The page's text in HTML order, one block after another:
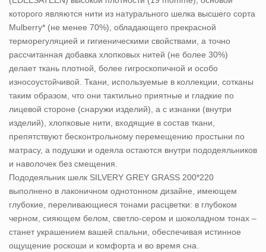
которого являются нити из натурального шелка высшего сорта
Mulberry* (не менее 70%), обладающего прекрасной
терморегуляцией и гигиеническими свойствами, а точно
рассчитанная добавка хлопковых нитей (не более 30%)
делает ткань плотной, более гигроскопичной и особо
износоустойчивой. Ткани, используемые в коллекции, сотканы
таким образом, что они тактильно приятные и гладкие по
лицевой стороне (снаружи изделий), а с изнанки (внутри
изделий), хлопковые нити, входящие в состав ткани,
препятствуют бесконтрольному перемещению простыни по
матрасу, а подушки и одеяла остаются внутри пододеяльников
и наволочек без смещения.
Пододеяльник шелк SILVERY GREY GRASS 200*220
выполнено в лаконичном однотонном дизайне, имеющем
глубокие, переливающиеся тонами расцветки: в глубоком
черном, сияющем белом, светло-сером и шоколадном тонах –
станет украшением вашей спальни, обеспечивая истинное
ощущение роскоши и комфорта и во время сна.